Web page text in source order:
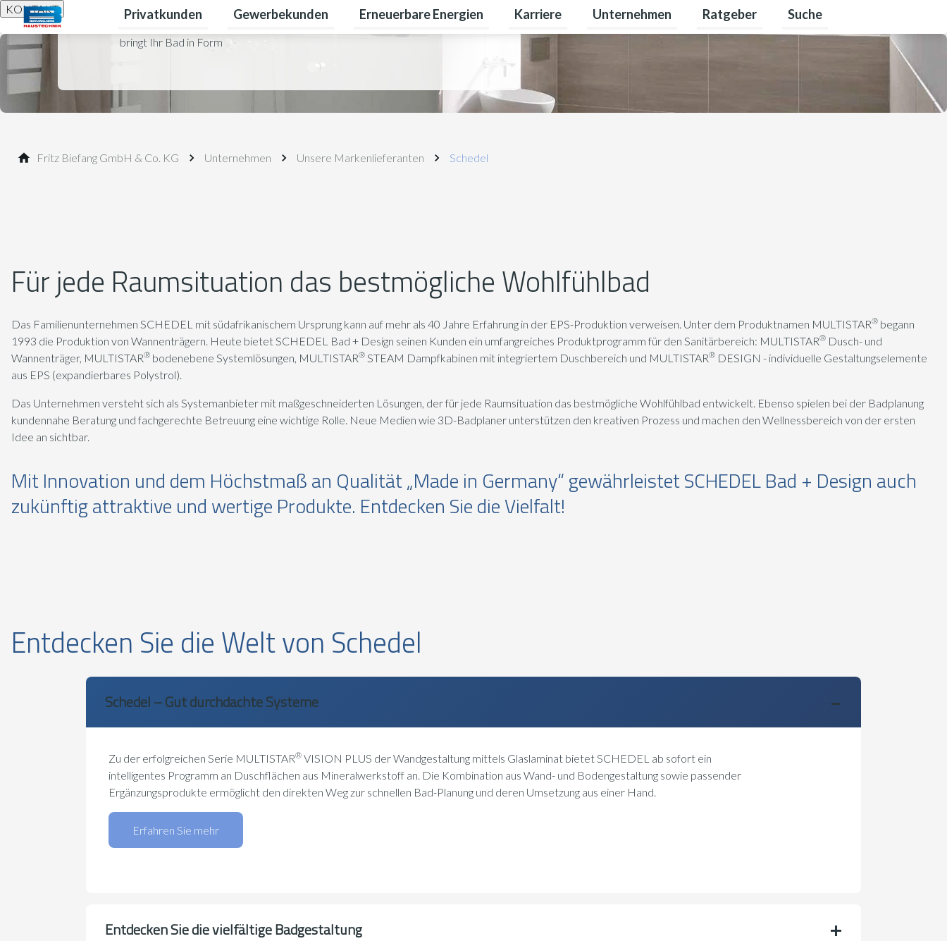
KONTAKT Privatkunden
Untermenü für Privatkunden umschalten
Gewerbekunden
Untermenü für Gewerbekunden umschalten
Erneuerbare Energien
Untermenü für Erneuerbare Energien umschalten
Karriere
Untermenü für Karriere umschalten
Unternehmen
Untermenü für Unternehmen umschalten
Ratgeber
Untermenü für Ratgeber
Suche
bringt Ihr Bad in Form
Fritz Bie­fang GmbH & Co. KG Unternehmen Unsere Markenlieferanten Schedel
Für jede Raumsituation das bestmögliche Wohlfühlbad
Das Familienunternehmen SCHEDEL mit südafrikanischem Ursprung kann auf mehr als 40 Jahre Erfahrung in der EPS-Produktion verweisen. Unter dem Produktnamen MULTISTAR® begann
1993 die Produktion von Wannenträgern. Heute bietet SCHEDEL Bad + Design seinen Kunden ein umfangreiches Produktprogramm für den Sanitärbereich: MULTISTAR® Dusch- und
Wannenträger, MULTISTAR® bodenebene Systemlösungen, MULTISTAR® STEAM Dampfkabinen mit integriertem Duschbereich und MULTISTAR® DESIGN - individuelle Gestaltungselemente
aus EPS (expandierbares Polystrol).
Das Unternehmen versteht sich als Systemanbieter mit maßgeschneiderten Lösungen, der für jede Raumsituation das bestmögliche Wohlfühlbad entwickelt. Ebenso spielen bei der Badplanung
kundennahe Beratung und fachgerechte Betreuung eine wichtige Rolle. Neue Medien wie 3D-Badplaner unterstützen den kreativen Prozess und machen den Wellnessbereich von der ersten
Idee an sichtbar.
Mit Innovation und dem Höchstmaß an Qualität „Made in Germany“ gewährleistet SCHEDEL Bad + Design auch
zukünftig attraktive und wertige Produkte. Entdecken Sie die Vielfalt!
Entdecken Sie die Welt von Schedel
Schedel – Gut durchdachte Systeme
Zu der erfolgreichen Serie MULTISTAR® VISION PLUS der Wandgestaltung mittels Glaslaminat bietet SCHEDEL ab sofort ein
intelligentes Programm an Duschflächen aus Mineralwerkstoff an. Die Kombination aus Wand- und Bodengestaltung sowie passender
Ergänzungsprodukte ermöglicht den direkten Weg zur schnellen Bad-Planung und deren Umsetzung aus einer Hand.
Erfahren Sie mehr
Entdecken Sie die vielfältige Badgestaltung